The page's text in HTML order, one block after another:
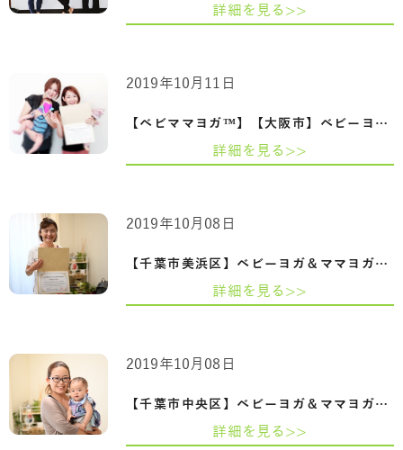
詳細を見る>>
【ベビママヨガ™】【大阪市】ベビーヨガ＆…
2019年10月11日
詳細を見る>>
【千葉市美浜区】ベビーヨガ＆ママヨガイ…
2019年10月08日
詳細を見る>>
【千葉市中央区】ベビーヨガ＆ママヨガイ…
2019年10月08日
詳細を見る>>